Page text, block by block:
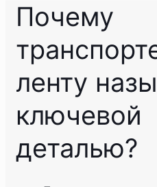
Почему
ленту
ключевой
деталью?